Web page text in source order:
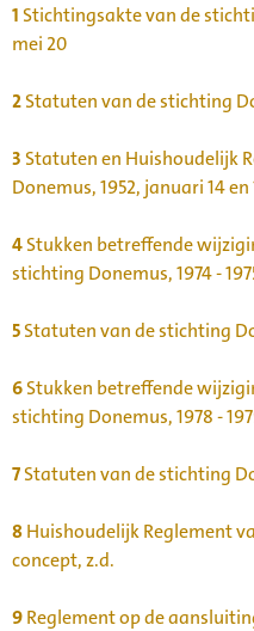
1 Stichtingsakte van de
mei 20
2Statuten van de stichting
3 Statuten en Huishoudelijk
Donemus, 1952, januari 14 en
4Stukken betreffende
stichting Donemus, 1974 -
5Statuten van de stichting
6Stukken betreffende
stichting Donemus, 1978 -
7Statuten van de stichting
8Huishoudelijk Reglement
concept, z.d.
9Reglement op de